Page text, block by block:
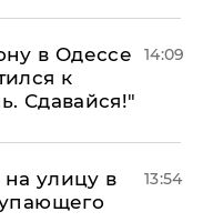
в Одессе
к
Сдавайся!"
14:09
улицу в
13:54